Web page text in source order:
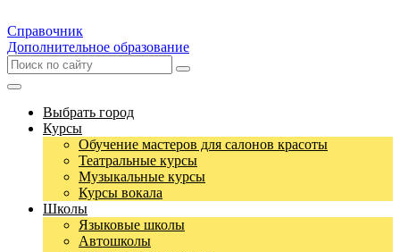
Справочник
Дополнительное образование
Выбрать город
Курсы
Обучение мастеров для салонов красоты
Театральные курсы
Музыкальные курсы
Курсы вокала
Школы
Языковые школы
Автошколы